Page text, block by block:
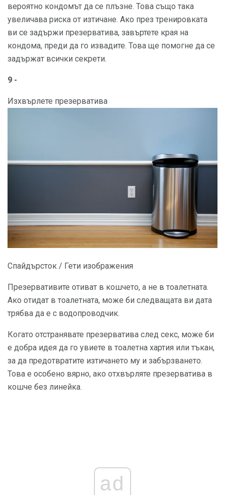
вероятно кондомът да се плъзне. Това също така
увеличава риска от изтичане. Ако през тренировката
ви се задържи презерватива, завъртете края на
кондома, преди да го извадите. Това ще помогне да се
задържат всички секрети.
9 -
Изхвърлете презерватива
Спайдърсток / Гети изображения
Презервативите отиват в кошчето, а не в тоалетната.
Ако отидат в тоалетната, може би следващата ви дата
трябва да е с водопроводчик.
Когато отстранявате презерватива след секс, може би
е добра идея да го увиете в тоалетна хартия или тъкан,
за да предотвратите изтичането му и забързването.
Това е особено вярно, ако отхвърляте презерватива в
кошче без линейка.
ad